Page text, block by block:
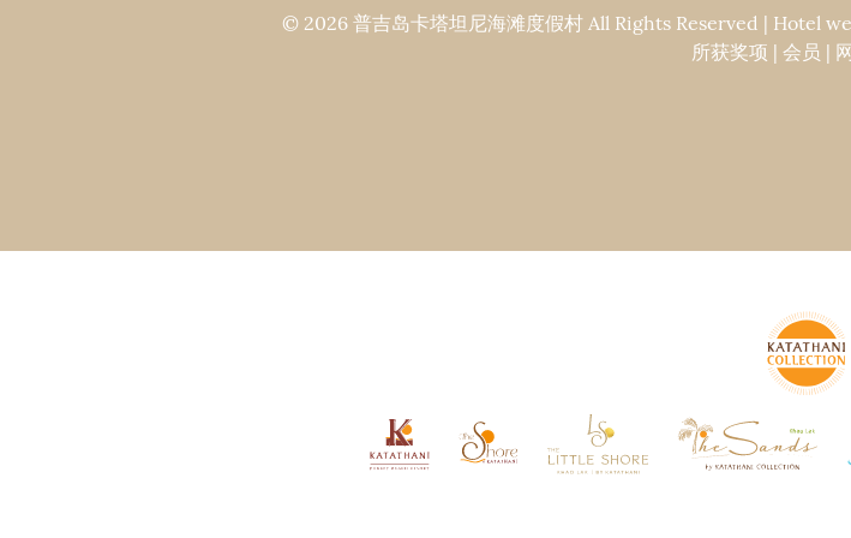
© 2026 普吉岛卡塔坦尼海滩度假村 All Rights Reserved | Hotel
所获奖项 | 会员 |